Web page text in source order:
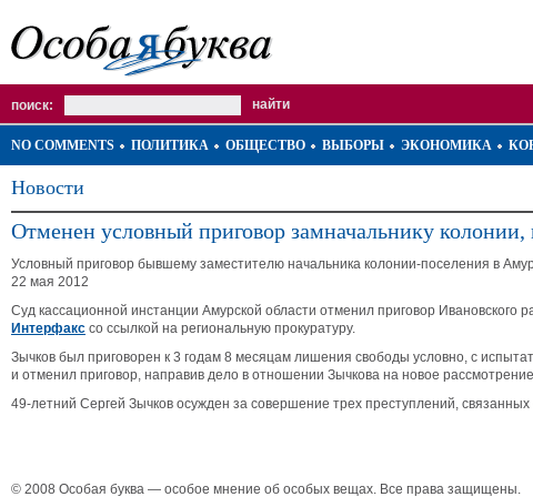
поиск:
NO COMMENTS ПОЛИТИКА ОБЩЕСТВО ВЫБОРЫ ЭКОНОМИКА
Новости
Отменен условный приговор замначальнику
Условный приговор бывшему заместителю начальника колонии-поселения в
22 мая 2012
Суд кассационной инстанции Амурской области отменил приговор
Интерфакс со ссылкой на региональную прокуратуру.
Зычков был приговорен к 3 годам 8 месяцам лишения свободы условно, с
и отменил приговор, направив дело в отношении Зычкова на новое
49-летний Сергей Зычков осужден за совершение трех преступлений,
© 2008 Особая буква — особое мнение об особых вещах. Все права защищены.